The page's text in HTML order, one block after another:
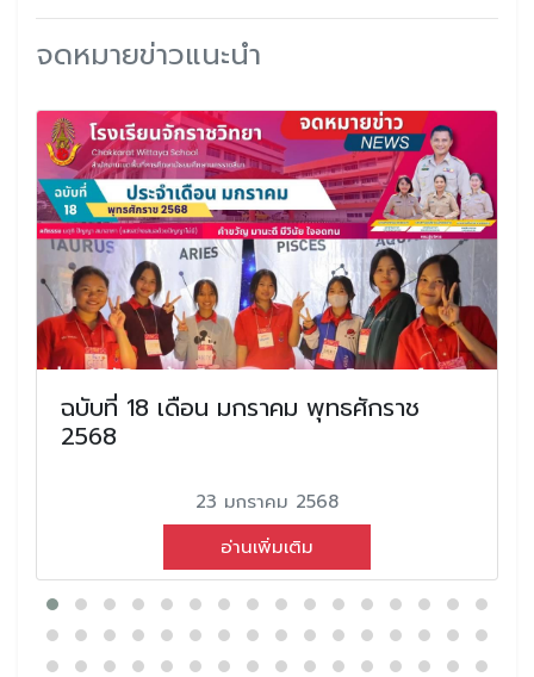
จดหมายข่าวแนะนำ
ฉบับที่ 18 เดือน มกราคม พุทธศักราช
2568
23 มกราคม 2568
อ่านเพิ่มเติม